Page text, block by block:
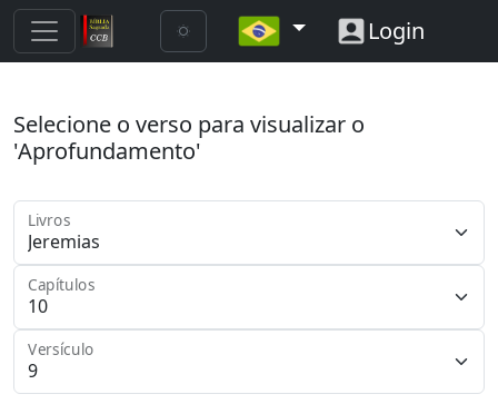
Login
Selecione o verso para visualizar o
'Aprofundamento'
Livros
Capítulos
Versículo